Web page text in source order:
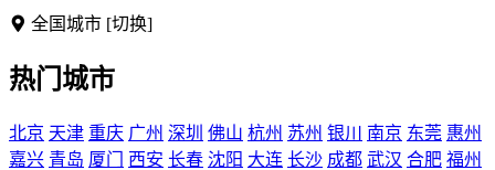
全国城市 [切换]
热门城市
北京 天津 重庆 广州 深圳 佛山 杭州 苏州 银川 南京 东莞 惠州
嘉兴 青岛 厦门 西安 长春 沈阳 大连 长沙 成都 武汉 合肥 福州